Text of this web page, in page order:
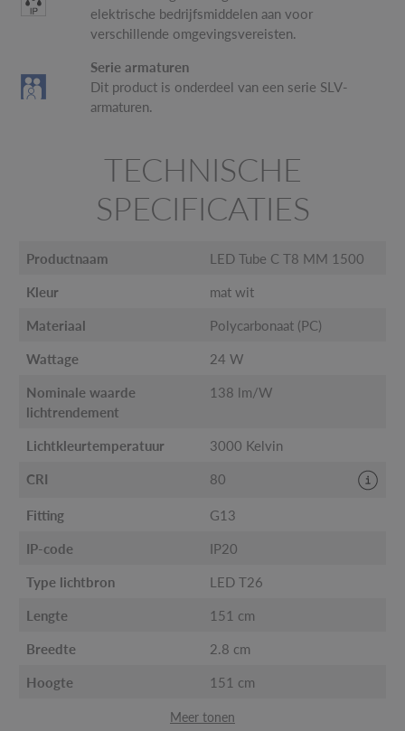
elektrische bedrijfsmiddelen aan voor
verschillende omgevingsvereisten.
Serie armaturen
Dit product is onderdeel van een serie SLV-
armaturen.
TECHNISCHE
SPECIFICATIES
Productnaam LED Tube C T8 MM 1500
Kleur mat wit
Materiaal Polycarbonaat (PC)
Wattage 24 W
Nominale waarde
lichtrendement
138 lm/W
Lichtkleurtemperatuur 3000 Kelvin
CRI 80
Fitting G13
IP-code IP20
Type lichtbron LED T26
Lengte 151 cm
Breedte 2.8 cm
Hoogte 151 cm
Meer tonen